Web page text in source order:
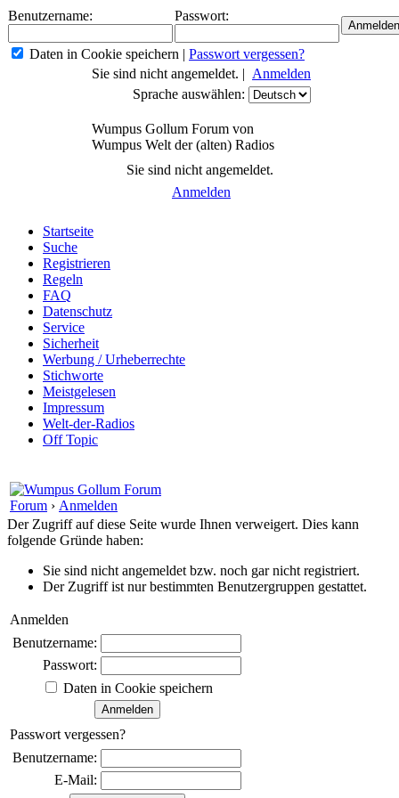
Benutzername: Passwort:
Daten in Cookie speichern | Passwort vergessen?
Sie sind nicht angemeldet. | Anmelden
Sprache auswählen:
Wumpus Gollum Forum von
Wumpus Welt der (alten) Radios
Sie sind nicht angemeldet.
Anmelden
Startseite
Suche
Registrieren
Regeln
FAQ
Datenschutz
Service
Sicherheit
Werbung / Urheberrechte
Stichworte
Meistgelesen
Impressum
Welt-der-Radios
Off Topic
Forum › Anmelden
Der Zugriff auf diese Seite wurde Ihnen verweigert. Dies kann
folgende Gründe haben:
Sie sind nicht angemeldet bzw. noch gar nicht registriert.
Der Zugriff ist nur bestimmten Benutzergruppen gestattet.
Anmelden
Benutzername:
Passwort:
Daten in Cookie speichern
Passwort vergessen?
Benutzername:
E-Mail: